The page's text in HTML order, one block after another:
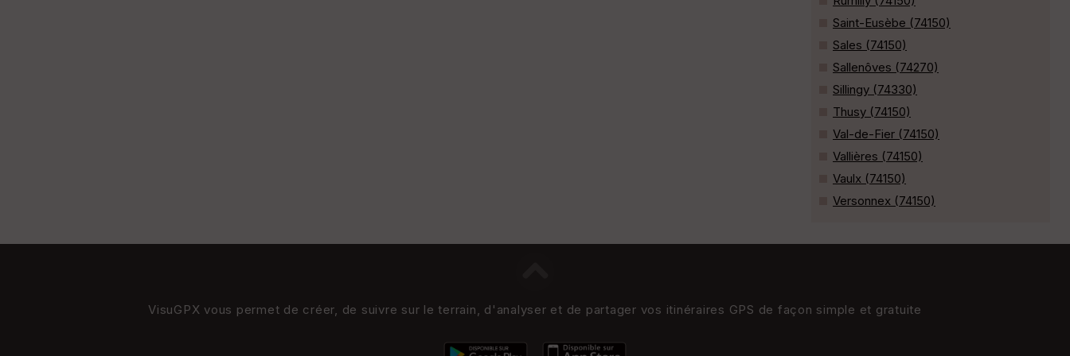
Saint-Eusèbe (74150)
Sales (74150)
Sallenôves (74270)
Sillingy (74330)
Thusy (74150)
Val-de-Fier (74150)
Vallières (74150)
Vaulx (74150)
Versonnex (74150)
VisuGPX vous permet de créer, de suivre sur le terrain, d'analyser et de partager vos itinéraires GPS de façon simple et gratuite